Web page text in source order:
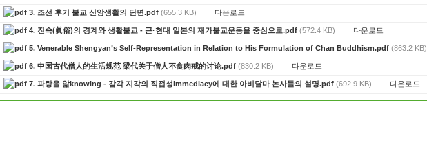
3. 조선 후기 불교 신앙생활의 단면.pdf (655.3 KB) 다운로드
4. 진속(眞俗)의 경계와 생활불교 - 근·현대 일본의 재가불교운동을 중심으로.pdf (572.4 KB) 다운로드
5. Venerable Shengyan’s Self-Representation in Relation to His Formulation of Chan Buddhism.pdf (863.2 KB)
6. 中国古代僧人的生活规范 梁代关于僧人不食肉戒的讨论.pdf (830.2 KB) 다운로드
7. 파랑을 앎knowing - 감각 지각의 직접성immediacy에 대한 아비달마 논사들의 설명.pdf (692.9 KB) 다운로드